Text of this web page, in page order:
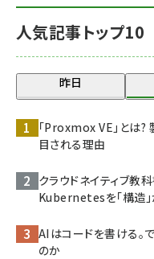
人気記事トップ10
昨日
「Proxmox VE」とは
目される理由
クラウドネイティブ教
Kubernetesを「構造
AIはコードを書ける。
のか